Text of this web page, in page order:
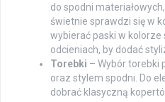
do spodni
świetnie sprawdzi się w
wybierać paski w
odcieniach, by dodać
Torebki – Wybór torebki
oraz stylem spodni. Do
dobrać klasyczną